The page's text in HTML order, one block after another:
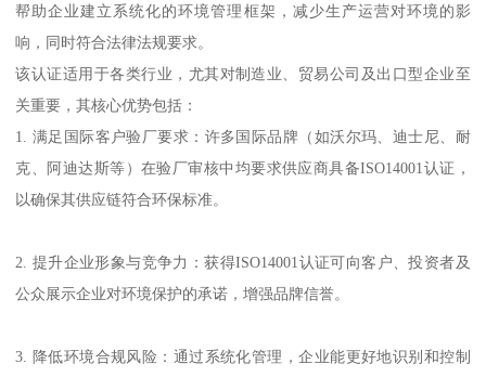
帮助企业建立系统化的环境管理框架，减少生产运营对环境的影
响，同时符合法律法规要求。
该认证适用于各类行业，尤其对制造业、贸易公司及出口型企业至
关重要，其核心优势包括：
1. 满足国际客户验厂要求：许多国际品牌（如沃尔玛、迪士尼、耐
克、阿迪达斯等）在验厂审核中均要求供应商具备ISO14001认证，
以确保其供应链符合环保标准。
2. 提升企业形象与竞争力：获得ISO14001认证可向客户、投资者及
公众展示企业对环境保护的承诺，增强品牌信誉。
3. 降低环境合规风险：通过系统化管理，企业能更好地识别和控制